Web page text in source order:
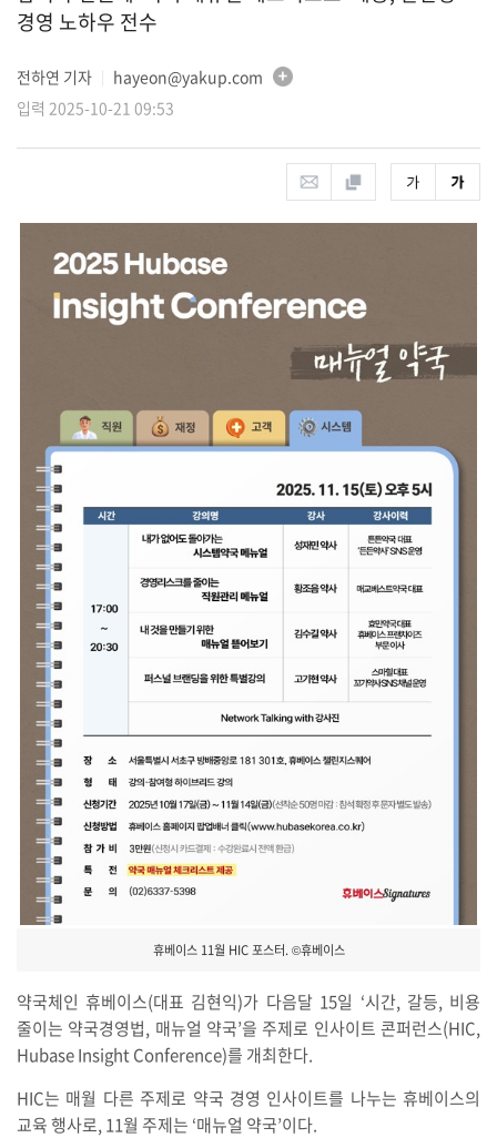
경영 노하우 전수
전하연 기자
hayeon@yakup.com
입력 2025-10-21 09:53
휴베이스 11월 HIC 포스터. ©휴베이스
약국체인 휴베이스(대표 김현익)가 다음달 15일 ‘시간, 갈등, 비용
줄이는 약국경영법, 매뉴얼 약국’을 주제로 인사이트 콘퍼런스(HIC,
Hubase Insight Conference)를 개최한다.
HIC는 매월 다른 주제로 약국 경영 인사이트를 나누는 휴베이스의
교육 행사로, 11월 주제는 ‘매뉴얼 약국’이다.